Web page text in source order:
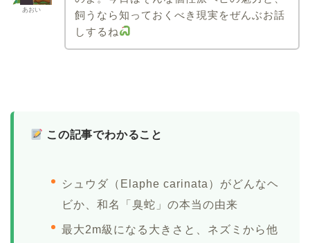
あおい
飼うなら知っておくべき現実をぜんぶお話
しするね
この記事でわかること
シュウダ（Elaphe carinata）がどんなヘ
ビか、和名「臭蛇」の本当の由来
最大2m級になる大きさと、ネズミから他